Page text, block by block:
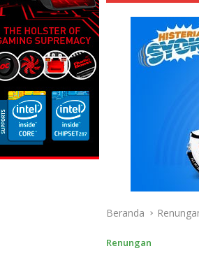
Beranda
Renungan